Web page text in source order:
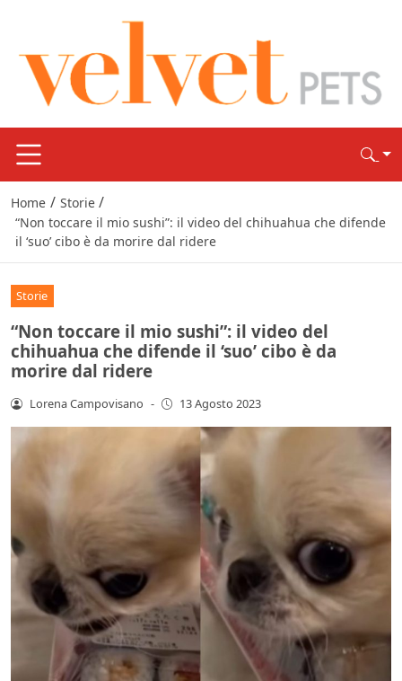
Home / Storie /
“Non toccare il mio sushi”: il video del chihuahua che difende
il ‘suo’ cibo è da morire dal ridere
Storie
“Non toccare il mio sushi”: il video del
chihuahua che difende il ‘suo’ cibo è da
morire dal ridere
Lorena Campovisano - 13 Agosto 2023